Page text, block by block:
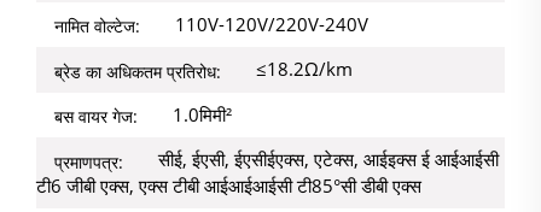
नामित वोल्टेज: 110V-120V/220V-240V
ब्रेड का अधिकतम प्रतिरोध: ≤18.2Ω/km
बस वायर गेज: 1.0मिमी²
प्रमाणपत्र:
सीई, ईएसी, ईएसीईएक्स, एटेक्स, आईइक्स ई आईआईसी
टी6 जीबी एक्स, एक्स टीबी आईआईआईसी टी85°सी डीबी एक्स